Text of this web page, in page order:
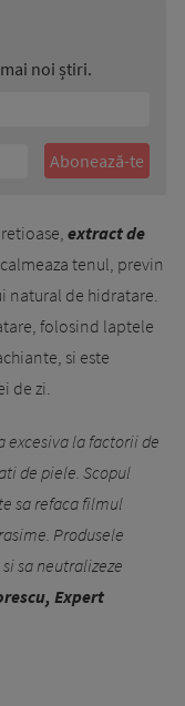
noi știri.
extract de
tenul, previn
natural de hidratare.
folosind laptele
si este
de zi.
excesiva la factorii de
de piele. Scopul
sa refaca filmul
Produsele
sa neutralizeze
Expert